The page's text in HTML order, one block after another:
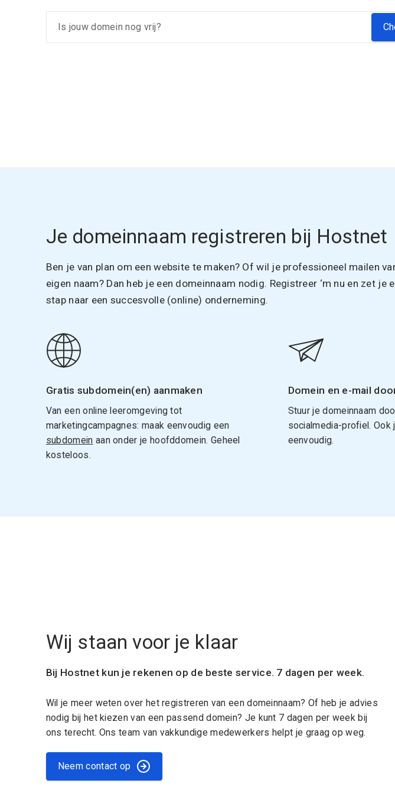
Je domeinnaam registreren bij Hostnet
Ben je van plan om een website te maken? Of wil je professioneel mailen
eigen naam? Dan heb je een domeinnaam nodig. Registreer ‘m nu en zet je
stap naar een succesvolle (online) onderneming.
Gratis subdomein(en) aanmaken
Van een online leeromgeving tot
marketingcampagnes: maak eenvoudig een
subdomein aan onder je hoofddomein. Geheel
kosteloos.
Domein en e-mail
Stuur je domeinnaam
socialmedia-profiel. Ook
eenvoudig.
Wij staan voor je klaar
Bij Hostnet kun je rekenen op de beste service. 7 dagen per week.
Wil je meer weten over het registreren van een domeinnaam? Of heb je advies
nodig bij het kiezen van een passend domein? Je kunt 7 dagen per week bij
ons terecht. Ons team van vakkundige medewerkers helpt je graag op weg.
Neem contact op